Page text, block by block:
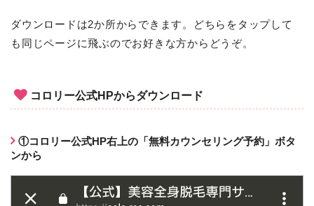
ダウンロードは2か所からできます。どちらをタップして
も同じページに飛ぶのでお好きな方からどうぞ。
コロリー公式HPからダウンロード
①コロリー公式HP右上の「無料カウンセリング予約」ボタ
ンから